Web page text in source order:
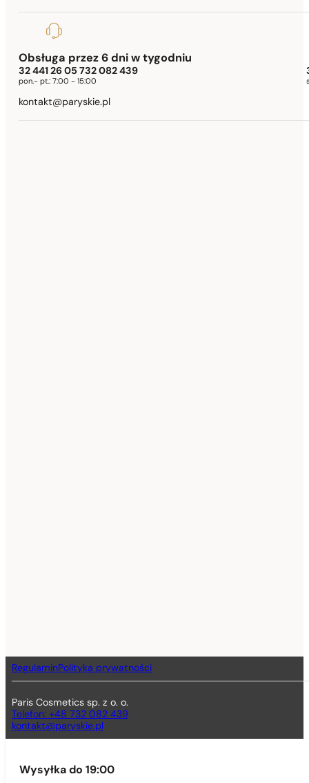
Obsługa przez 6 dni w tygodniu
32 441 26 05 732 082 439
pon.- pt.: 7:00 - 15:00
kontakt@paryskie.pl
RegulaminPolityka prywatności
Paris Cosmetics sp. z o. o.
Telefon: +48 732 082 439
kontakt@paryskie.pl
Wysyłka do 19:00